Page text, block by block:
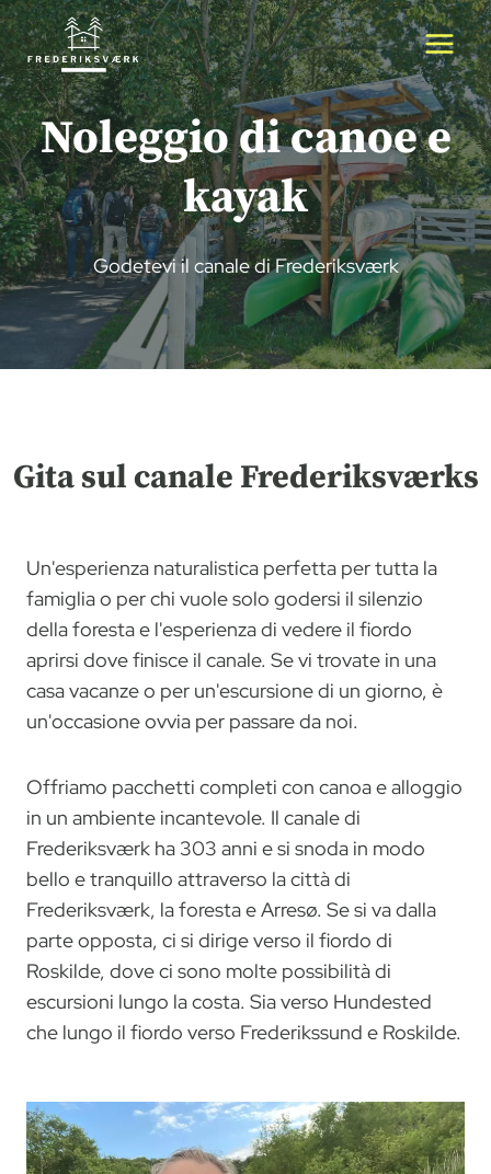
Salta
al
contenuto
Noleggio di canoe e
kayak
Godetevi il canale di Frederiksværk
Gita sul canale Frederiksværks
Un'esperienza naturalistica perfetta per tutta la
famiglia o per chi vuole solo godersi il silenzio
della foresta e l'esperienza di vedere il fiordo
aprirsi dove finisce il canale. Se vi trovate in una
casa vacanze o per un'escursione di un giorno, è
un'occasione ovvia per passare da noi.
Offriamo pacchetti completi con canoa e alloggio
in un ambiente incantevole. Il canale di
Frederiksværk ha 303 anni e si snoda in modo
bello e tranquillo attraverso la città di
Frederiksværk, la foresta e Arresø. Se si va dalla
parte opposta, ci si dirige verso il fiordo di
Roskilde, dove ci sono molte possibilità di
escursioni lungo la costa. Sia verso Hundested
che lungo il fiordo verso Frederikssund e Roskilde.